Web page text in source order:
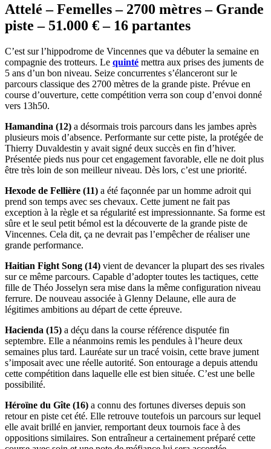
Attelé – Femelles – 2700 mètres – Grande
piste – 51.000 € – 16 partantes
C’est sur l’hippodrome de Vincennes que va débuter la semaine en
compagnie des trotteurs. Le quinté mettra aux prises des juments de
5 ans d’un bon niveau. Seize concurrentes s’élanceront sur le
parcours classique des 2700 mètres de la grande piste. Prévue en
course d’ouverture, cette compétition verra son coup d’envoi donné
vers 13h50.
Hamandina (12) a désormais trois parcours dans les jambes après
plusieurs mois d’absence. Performante sur cette piste, la protégée de
Thierry Duvaldestin y avait signé deux succès en fin d’hiver.
Présentée pieds nus pour cet engagement favorable, elle ne doit plus
être très loin de son meilleur niveau. Dès lors, c’est une priorité.
Hexode de Fellière (11) a été façonnée par un homme adroit qui
prend son temps avec ses chevaux. Cette jument ne fait pas
exception à la règle et sa régularité est impressionnante. Sa forme est
sûre et le seul petit bémol est la découverte de la grande piste de
Vincennes. Cela dit, ça ne devrait pas l’empêcher de réaliser une
grande performance.
Haitian Fight Song (14) vient de devancer la plupart des ses rivales
sur ce même parcours. Capable d’adopter toutes les tactiques, cette
fille de Théo Josselyn sera mise dans la même configuration niveau
ferrure. De nouveau associée à Glenny Delaune, elle aura de
légitimes ambitions au départ de cette épreuve.
Hacienda (15) a déçu dans la course référence disputée fin
septembre. Elle a néanmoins remis les pendules à l’heure deux
semaines plus tard. Lauréate sur un tracé voisin, cette brave jument
s’imposait avec une réelle autorité. Son entourage a depuis attendu
cette compétition dans laquelle elle est bien située. C’est une belle
possibilité.
Héroïne du Gîte (16) a connu des fortunes diverses depuis son
retour en piste cet été. Elle retrouve toutefois un parcours sur lequel
elle avait brillé en janvier, remportant deux tournois face à des
oppositions similaires. Son entraîneur a certainement préparé cette